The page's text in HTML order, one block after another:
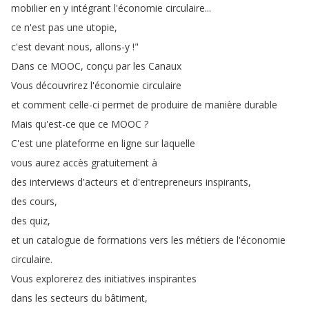
mobilier en y intégrant l'économie circulaire...
ce n'est pas une utopie,
c'est devant nous, allons-y !"
Dans ce MOOC, conçu par les Canaux
Vous découvrirez l'économie circulaire
et comment celle-ci permet de produire de manière durable
Mais qu'est-ce que ce MOOC ?
C'est une plateforme en ligne sur laquelle
vous aurez accès gratuitement à
des interviews d'acteurs et d'entrepreneurs inspirants,
des cours,
des quiz,
et un catalogue de formations vers les métiers de l'économie
circulaire.
Vous explorerez des initiatives inspirantes
dans les secteurs du bâtiment,